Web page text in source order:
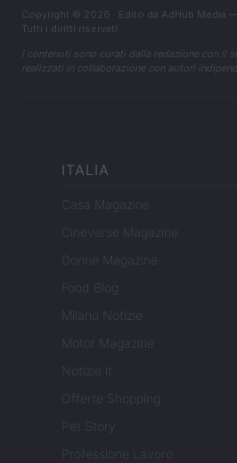
Copyright © 2026 · Edito da AdHub Media
Tutti i diritti riservati
I contenuti sono curati dalla redazione con il
realizzati in collaborazione con autori
ITALIA
Casa Magazine
Cineverse Magazine
Donne Magazine
Food Blog
Milano Notizie
Motor Magazine
Notizie.it
Offerte Shopping
Pet Story
Professione Lavoro